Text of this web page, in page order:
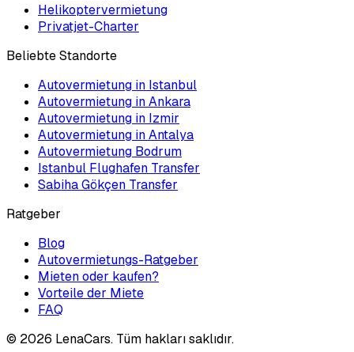
Helikoptervermietung
Privatjet-Charter
Beliebte Standorte
Autovermietung in Istanbul
Autovermietung in Ankara
Autovermietung in Izmir
Autovermietung in Antalya
Autovermietung Bodrum
Istanbul Flughafen Transfer
Sabiha Gökçen Transfer
Ratgeber
Blog
Autovermietungs-Ratgeber
Mieten oder kaufen?
Vorteile der Miete
FAQ
© 2026 LenaCars. Tüm hakları saklıdır.